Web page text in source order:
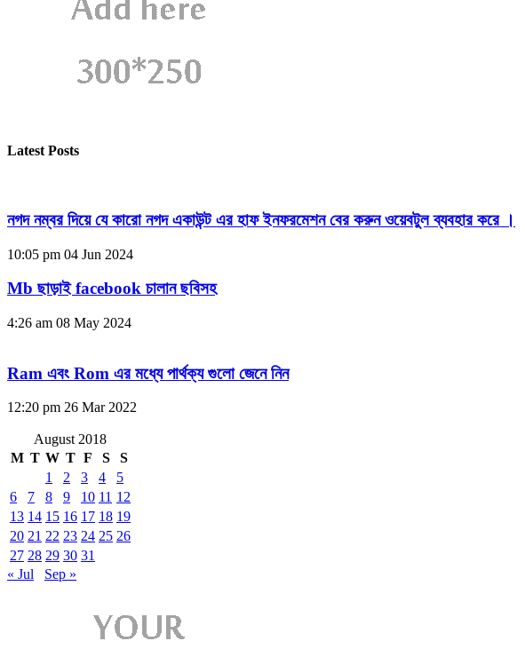
Latest Posts
নগদ নম্বর দিয়ে যে কারো নগদ একাউন্ট এর হাফ ইনফরমেশন বের করুন ওয়েবটুল ব্যবহার করে ।
10:05 pm 04 Jun 2024
Mb ছাড়াই facebook চালান ছবিসহ
4:26 am 08 May 2024
Ram এবং Rom এর মধ্যে পার্থক্য গুলো জেনে নিন
12:20 pm 26 Mar 2022
August 2018
M T W T F S
S
1
2 3 4
5
6
7 8 9 10 11 12
13 14 15 16 17 18 19
20 21 22 23 24 25 26
27 28 29 30 31
« Jul
Sep »